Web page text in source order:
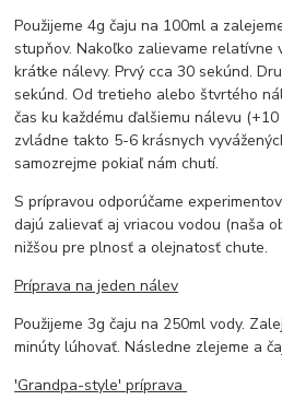
Použijeme 4g čaju na 100ml a
stupňov. Nakoľko zalievame relatívne
krátke nálevy. Prvý cca 30 sekúnd.
sekúnd. Od tretieho alebo štvrtého
čas ku každému ďalšiemu nálevu
zvládne takto 5-6 krásnych
samozrejme pokiaľ nám chutí.
S prípravou odporúčame
dajú zalievať aj vriacou vodou (naša
nižšou pre plnosť a olejnatosť chute.
Príprava na jeden nálev
Použijeme 3g čaju na 250ml vody.
minúty lúhovať. Následne zlejeme a
'Grandpa-style' príprava